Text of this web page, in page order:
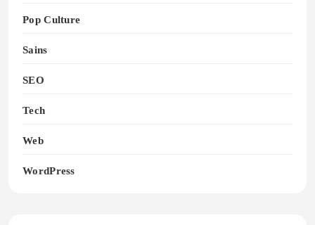
Pop Culture
Sains
SEO
Tech
Web
WordPress